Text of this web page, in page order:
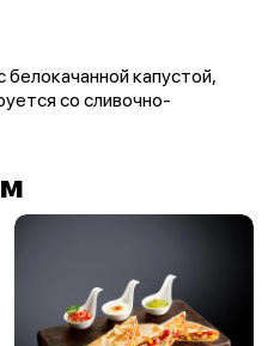
капустой,
со сливочно-